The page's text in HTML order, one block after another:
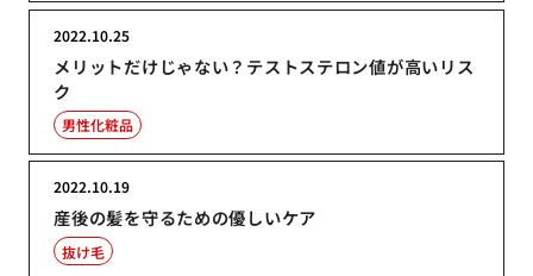
メリットだけじゃない？テストステロン値が高いリス
ク
2022.10.25
男性化粧品
産後の髪を守るための優しいケア
2022.10.19
抜け毛